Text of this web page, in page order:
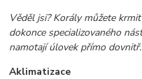
Věděl jsi? Korály můžete
dokonce specializovaného
namotají úlovek přímo dovnitř.
Aklimatizace